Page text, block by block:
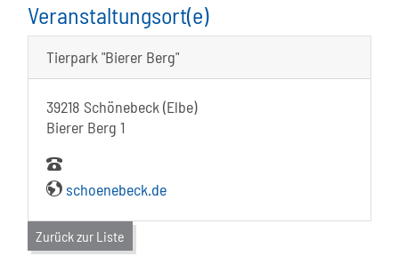
Veranstaltungsort(e)
Tierpark "Bierer Berg"
39218 Schönebeck (Elbe)
Bierer Berg 1
schoenebeck.de
Zurück zur Liste